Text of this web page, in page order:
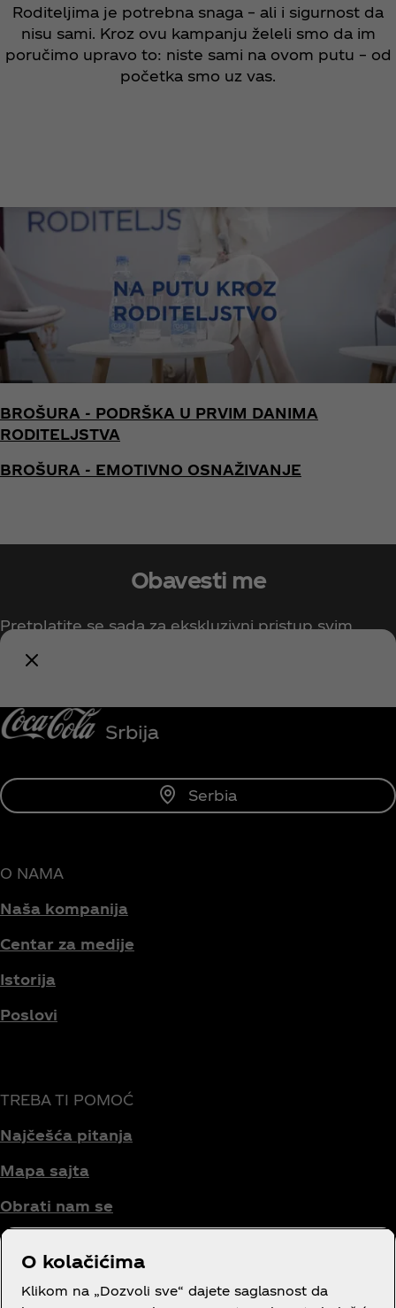
Roditeljima je potrebna snaga – ali i sigurnost da
nisu sami. Kroz ovu kampanju želeli smo da im
poručimo upravo to: niste sami na ovom putu – od
početka smo uz vas.
BROŠURA - PODRŠKA U PRVIM DANIMA
RODITELJSTVA
BROŠURA - EMOTIVNO OSNAŽIVANJE
Obavesti me
Pretplatite se sada za ekskluzivni pristup svim
Coca‑Cola sadržajima!
Serbia
O NAMA
Naša kompanija
Centar za medije
Istorija
Poslovi
TREBA TI POMOĆ
Najčešća pitanja
Mapa sajta
Obrati nam se
Uslovi korišćenja
O kolačićima
Klikom na „Dozvoli sve“ dajete saglasnost da